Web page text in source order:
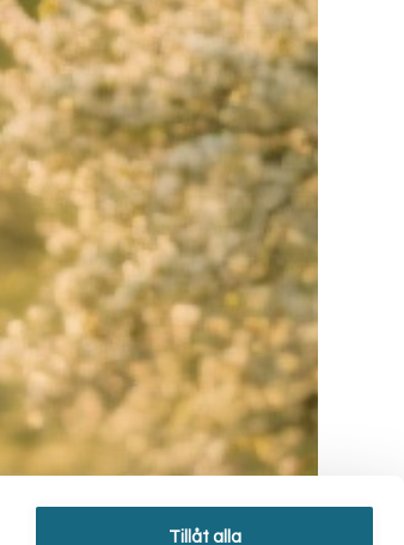
Tillåt alla